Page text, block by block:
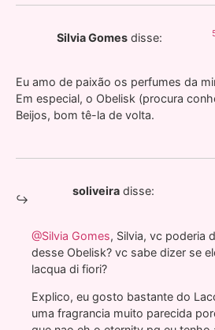
Silvia Gomes disse:
Eu amo de paixão os perfumes da
Em especial, o Obelisk (procura
Beijos, bom tê-la de volta.
soliveira disse:
@Silvia Gomes, Silvia, vc poderia
desse Obelisk? vc sabe dizer se
lacqua di fiori?
Explico, eu gosto bastante do
uma fragrancia muito parecida